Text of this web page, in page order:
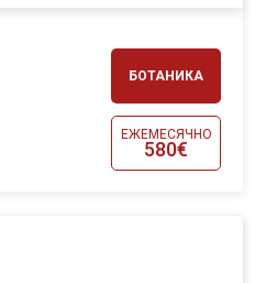
БОТАНИКА
ЕЖЕМЕСЯЧНО
580€